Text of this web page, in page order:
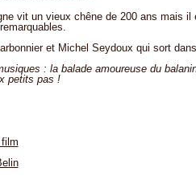
vit un vieux chêne de 200 ans mais
et Michel Seydoux qui sort
: la balade amoureuse du
petits pas !